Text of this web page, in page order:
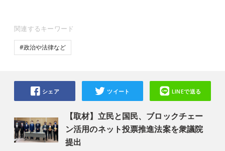
関連するキーワード
#政治や法律など
【取材】立民と国民、ブロックチェー
ン活用のネット投票推進法案を衆議院
提出
シェア ツイート LINEで送る